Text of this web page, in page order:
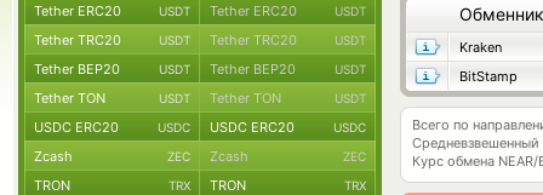
Обменник
Kraken
BitStamp
Всего по
Курс обмена NEAR/
Tether ERC20 USDT Tether ERC20 USDT
Tether TRC20 USDT Tether TRC20 USDT
Tether BEP20 USDT Tether BEP20 USDT
Tether TON USDT Tether TON USDT
USDC ERC20 USDC USDC ERC20 USDC
Zcash ZEC Zcash ZEC
TRON TRX TRON TRX